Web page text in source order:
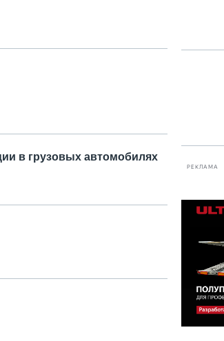
в грузовых автомобилях
РЕКЛАМА